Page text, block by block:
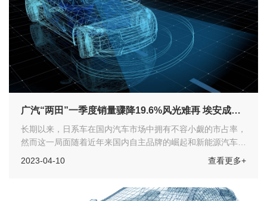
广汽“两田”一季度销量骤降19.6%风光难再 埃安成新
长期以来，日系车在国内汽车市场中拥有不容小觑的市占率，
然而这一局面随着近年来国内自主品牌的崛起和新能源汽车的
普及，正悄然发生变化。数据显示，2020年，日系车在国内
2021年相比下跌10.3%。
2023-04-10 查看更多+